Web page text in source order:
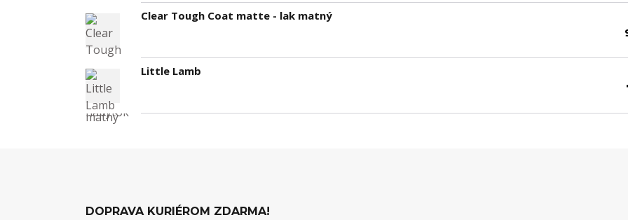
Clear Tough Coat matte - lak matný
Little Lamb
DOPRAVA KURIÉROM ZDARMA!